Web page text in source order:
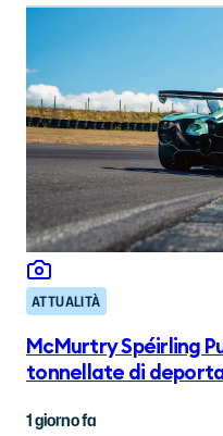
ATTUALITÀ
McMurtry Spéirling
tonnellate di
1 giorno fa